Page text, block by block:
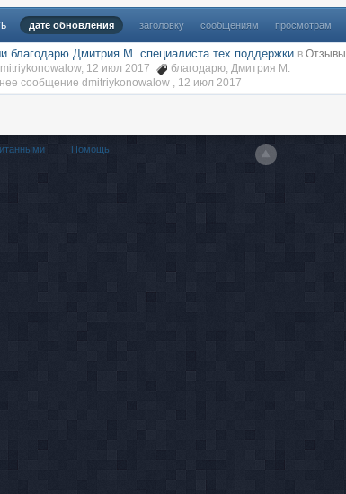
дате обновления заголовку сообщениям просмотрам
благодарю Дмитрия М. специалиста тех.поддержки в Отзывы
12 июл 2017
благодарю,Дмитрия М.
сообщение dmitriykonowalow , 12 июл 2017
Помощь